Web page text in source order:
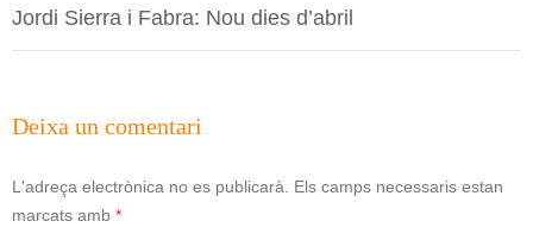
Jordi Sierra i Fabra: Nou dies d’abril
Deixa un comentari
L'adreça electrònica no es publicarà. Els camps necessaris estan
marcats amb *